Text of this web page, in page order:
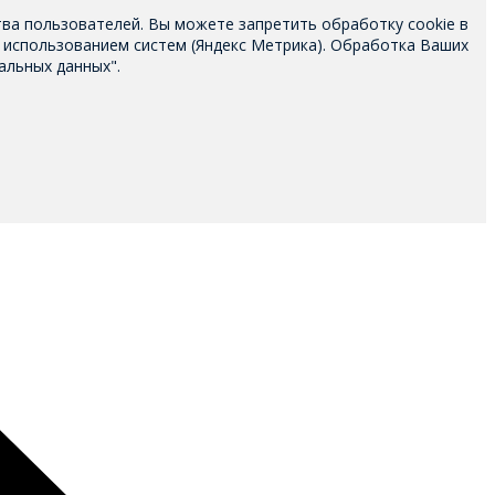
пользователей. Вы можете запретить обработку cookie в
систем (Яндекс Метрика). Обработка Ваших
данных".